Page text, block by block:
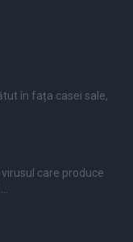
în fața casei sale,
care produce